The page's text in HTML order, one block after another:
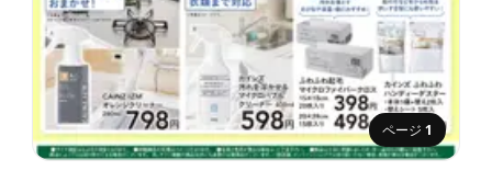
ページ 1